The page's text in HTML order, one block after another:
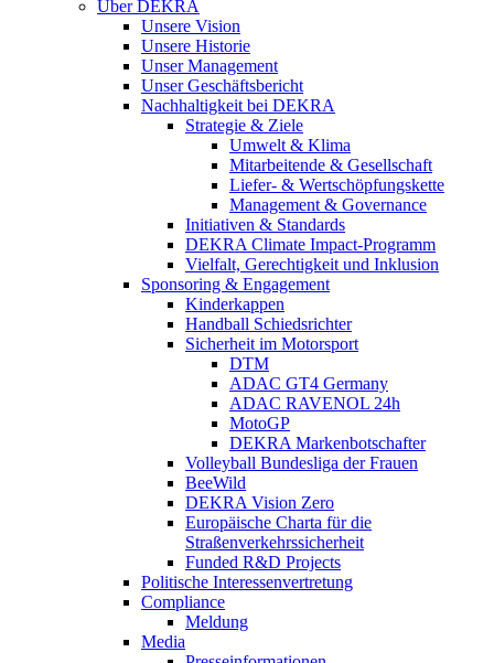
Über DEKRA
Unsere Vision
Unsere Historie
Unser Management
Unser Geschäftsbericht
Nachhaltigkeit bei DEKRA
Strategie & Ziele
Umwelt & Klima
Mitarbeitende & Gesellschaft
Liefer- & Wertschöpfungskette
Management & Governance
Initiativen & Standards
DEKRA Climate Impact-Programm
Vielfalt, Gerechtigkeit und Inklusion​
Sponsoring & Engagement
Kinderkappen
Handball Schiedsrichter
Sicherheit im Motorsport
DTM
ADAC GT4 Germany
ADAC RAVENOL 24h
MotoGP
DEKRA Markenbotschafter
Volleyball Bundesliga der Frauen
BeeWild
DEKRA Vision Zero
Europäische Charta für die
Straßenverkehrssicherheit
Funded R&D Projects
Politische Interessenvertretung
Compliance
Meldung
Media